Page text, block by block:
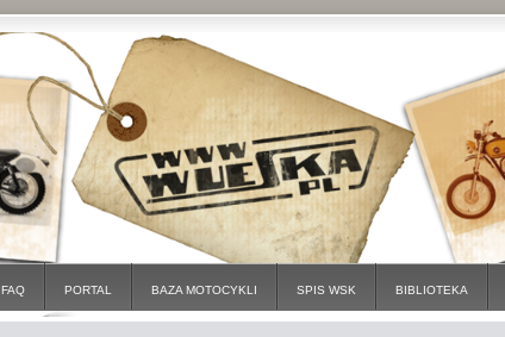
FAQ PORTAL BAZA MOTOCYKLI SPIS WSK BIBLIOTEKA